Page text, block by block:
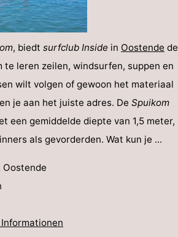
, biedt surfclub Inside in Oostende de
te leren zeilen, windsurfen, suppen en
wilt volgen of gewoon het materiaal
je aan het juiste adres. De Spuikom
een gemiddelde diepte van 1,5 meter,
als gevorderden. Wat kun je ...
Oostende